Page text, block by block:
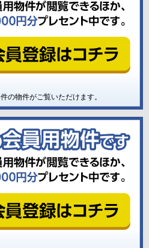
件の物件がご覧いただけます。